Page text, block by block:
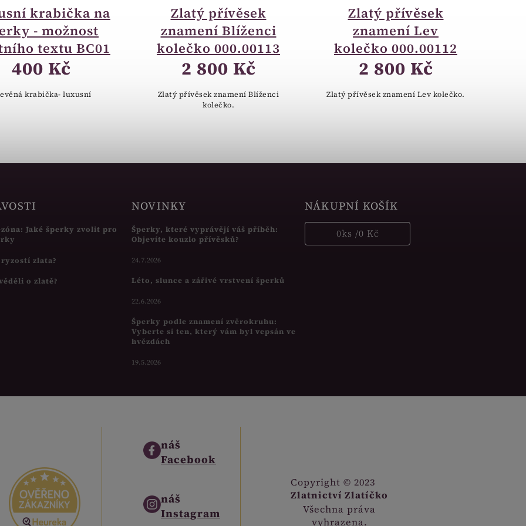
krabička na
- možnost
textu BC01
400 Kč
krabička- luxusní
Zlatý přívěsek
znamení Blíženci
kolečko 000.00113
2 800 Kč
Zlatý přívěsek znamení Blíženci
kolečko.
Zlatý přívěsek
znamení Lev
kolečko 000.00112
2 800 Kč
Zlatý přívěsek znamení Lev kolečko.
Jaké šperky zvolit pro
ryzostí zlata?
o zlatě?
NOVINKY
Šperky, které vyprávějí váš příběh:
Objevíte kouzlo přívěsků?
24.7.2026
Léto, slunce a zářivé vrstvení šperků
22.6.2026
Šperky podle znamení zvěrokruhu:
Vyberte si ten, který vám byl vepsán ve
hvězdách
19.5.2026
NÁKUPNÍ KOŠÍK
0ks /0 Kč
náš
Facebook
náš
Instagram
Copyright © 2023
Zlatnictví Zlatíčko
Všechna práva
vyhrazena.